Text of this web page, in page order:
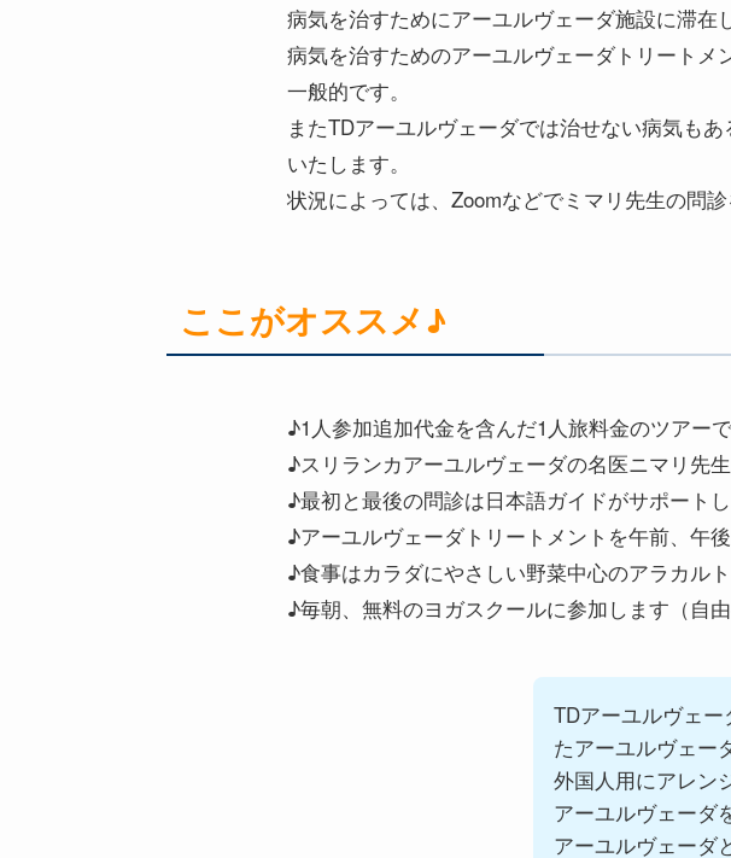
病気を治すためにアーユルヴェーダ施設に滞在
病気を治すためのアーユルヴェーダトリート
一般的です。
またTDアーユルヴェーダでは治せない病気も
いたします。
状況によっては、Zoomなどでミマリ先生の問診
ここがオススメ♪
♪1人参加追加代金を含んだ1人旅料金のツアー
♪スリランカアーユルヴェーダの名医ニマリ先生
♪最初と最後の問診は日本語ガイドがサポートし
♪アーユルヴェーダトリートメントを午前、午後
♪食事はカラダにやさしい野菜中心のアラカルト
♪毎朝、無料のヨガスクールに参加します（自由
TDアーユルヴェ
たアーユルヴェー
外国人用にアレン
アーユルヴェーダ
アーユルヴェーダ